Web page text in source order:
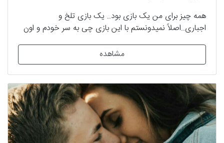
همه چیز برای من یک بازی بود.. یک بازی تلخ و
اجباری..اصلاً نمیدونستم با این بازی چی به سر خودم و اون
تقصیری نداشت.. مجبور بودم در برابر نگاه های سرد و
پرسشگرانش فقط سرمو بندازم پایین و سهم اون فقط سکوت
بود..سکوت…!!صدای خرد شدن غرور و احساس و شخصیتشو
میشنیدم..اما..کاری از دستم برنمیومد..خودمم بازیچه بودم!
این لکه ی ننگی بود که داشت آبروی چندین ساله ی بابامو
میبرد..چاره ای نبود..! نمیدونستم تا کی باید همدیگر رو
تحمل کنیم..اما بد کردم باهاش! خیلی بد! اما هر چی بود..باید
خودمو آماده ی یه زندگیه جهنمی و شوم که در انتظارم بود
مشاهده